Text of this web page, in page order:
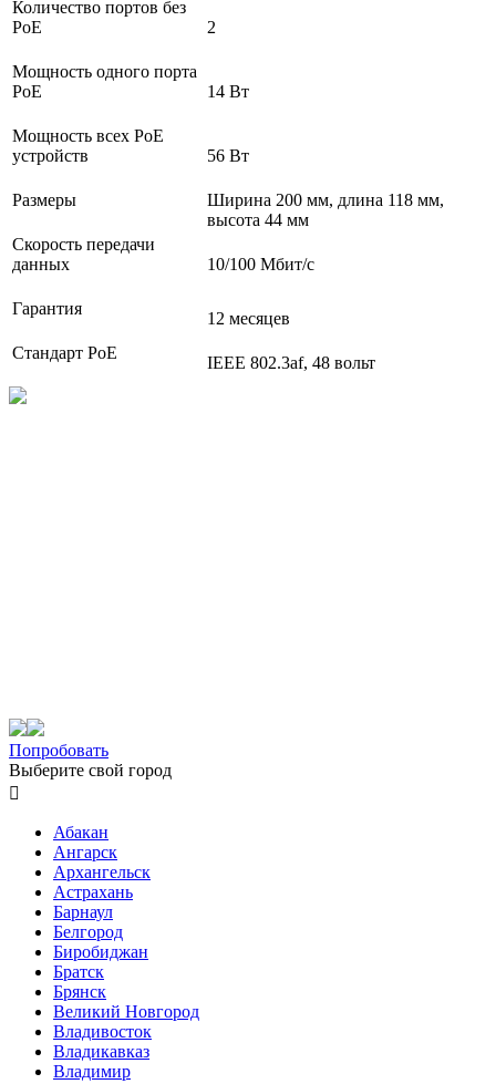
Количество портов без
PoE
2
Мощность одного порта
PoE
14 Вт
Мощность всех PoE
устройств
56 Вт
Размеры
Ширина 200 мм, длина 118 мм,
высота 44 мм
Cкорость передачи
данных
10/100 Мбит/с
Гарантия
12 месяцев
Стандарт PoE
IEEE 802.3af, 48 вольт
Попробовать
Выберите свой город

Абакан
Ангарск
Архангельск
Астрахань
Барнаул
Белгород
Биробиджан
Братск
Брянск
Великий Новгород
Владивосток
Владикавказ
Владимир